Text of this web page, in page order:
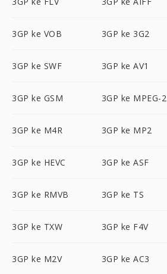
3GP ke VOB 3GP ke 3G2
3GP ke SWF 3GP ke AV1
3GP ke GSM 3GP ke MPEG-2
3GP ke M4R 3GP ke MP2
3GP ke HEVC 3GP ke ASF
3GP ke RMVB 3GP ke TS
3GP ke TXW 3GP ke F4V
3GP ke M2V 3GP ke AC3